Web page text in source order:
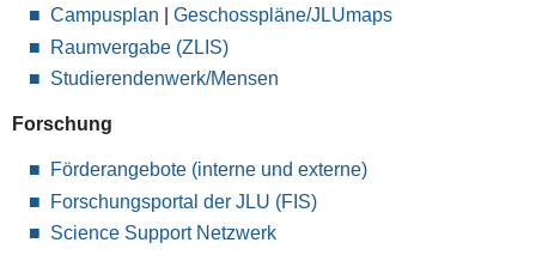
Campusplan
Geschosspläne/JLUmaps
Raumvergabe (ZLIS)
Studierendenwerk/Mensen
Forschung
Förderangebote (interne und externe)
Forschungsportal der JLU (FIS)
Science Support Netzwerk